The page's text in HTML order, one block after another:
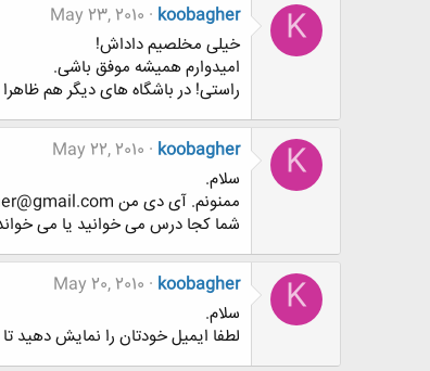
K
koobagher
May 23, 2010
خیلی مخلصیم داداش!
امیدوارم همیشه موفق باشی.
راستی! در باشگاه های دیگر هم
K
koobagher
May 22, 2010
سلام.
ممنونم. آی دی من Koobagher@gmail.com و koobagher@yahoo.com و koobagher@msn.com است.
شما کجا درس می خوانید یا می
K
koobagher
May 20, 2010
سلام.
لطفا ایمیل خودتان را نمایش دهید